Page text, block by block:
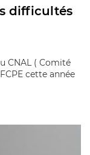
difficultés
CNAL ( Comité
cette année